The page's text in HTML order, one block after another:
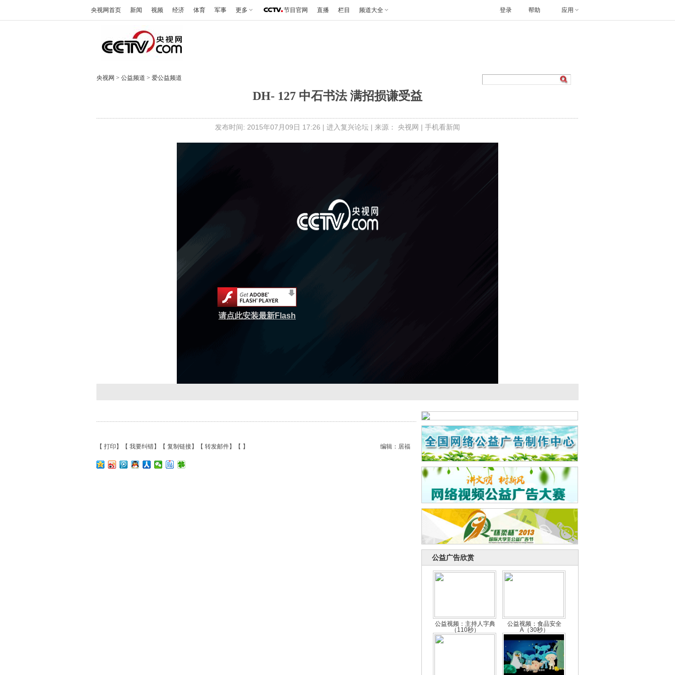
央视网首页 新闻 视频 经济 体育 军事 更多 节目官网 直播 栏目 频道大全 帮助 应用
登录
央视网 > 公益频道 > 爱公益频道
DH- 127 中石书法 满招损谦受益
发布时间: 2015年07月09日 17:26 | 进入复兴论坛 | 来源： 央视网 | 手机看新闻
请点此安装最新Flash
公益广告欣赏
公益视频：主持人字典
（110秒）
公益视频：食品安全
A（30秒）
编辑：居福
【 打印 】【 我要纠错】【 复制链接】【 转发邮件】【 】